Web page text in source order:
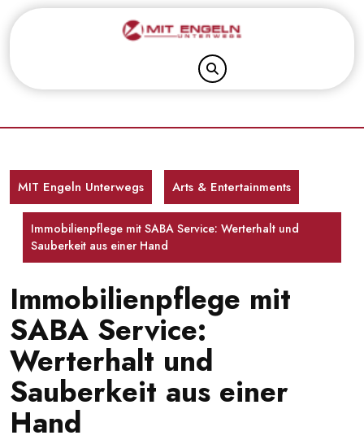
MIT Engeln Unterwegs Arts & Entertainments
Immobilienpflege mit SABA Service: Werterhalt und
Sauberkeit aus einer Hand
Immobilienpflege mit
SABA Service:
Werterhalt und
Sauberkeit aus einer
Hand